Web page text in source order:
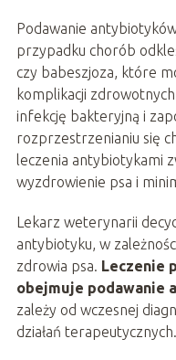
Podawanie
przypadku chorób
czy babeszjoza, które
komplikacji
infekcję bakteryjną i
rozprzestrzenianiu się
leczenia antybiotykami
wyzdrowienie psa i
Lekarz weterynarii
antybiotyku, w
zdrowia psa. Leczenie
obejmuje podawanie
zależy od wczesnej
działań terapeutycznych.